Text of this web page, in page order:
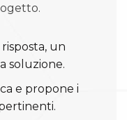
un
soluzione.
e propone i